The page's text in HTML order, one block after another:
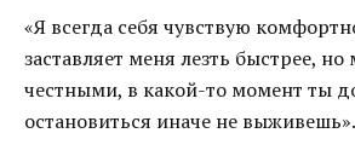
«Я всегда себя чувствую
заставляет меня лезть быстрее,
честными, в какой-то момент ты
остановиться иначе не выживешь».